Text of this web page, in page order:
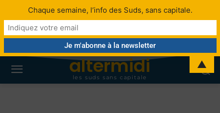
altermidi
les suds sans capitale
Chaque semaine, l’info des Suds, sans capitale.
▲